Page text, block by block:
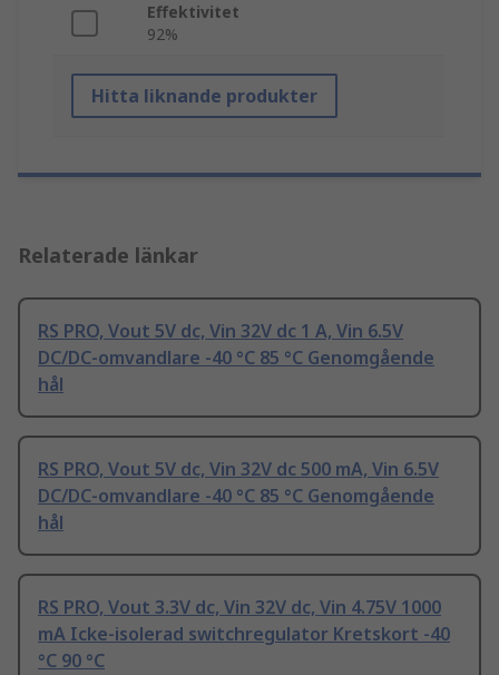
Effektivitet
92%
Hitta liknande produkter
Relaterade länkar
RS PRO, Vout 5V dc, Vin 32V dc 1 A, Vin 6.5V
DC/DC-omvandlare -40 °C 85 °C Genomgående
hål
RS PRO, Vout 5V dc, Vin 32V dc 500 mA, Vin 6.5V
DC/DC-omvandlare -40 °C 85 °C Genomgående
hål
RS PRO, Vout 3.3V dc, Vin 32V dc, Vin 4.75V 1000
mA Icke-isolerad switchregulator Kretskort -40
°C 90 °C